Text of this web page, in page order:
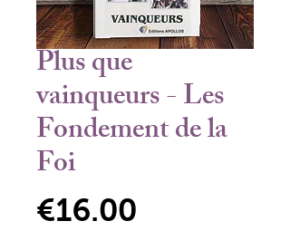
Plus que
vainqueurs - Les
Fondement de la
Foi
€16.00